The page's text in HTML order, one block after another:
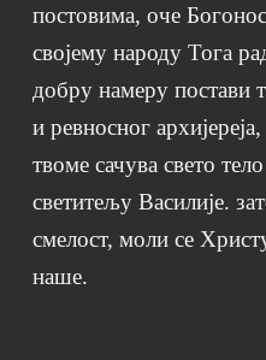
постовима, оче
својему народу Тога
добру намеру постави
и ревносног
твоме сачува свето
светитељу Василије.
смелост, моли се
наше.